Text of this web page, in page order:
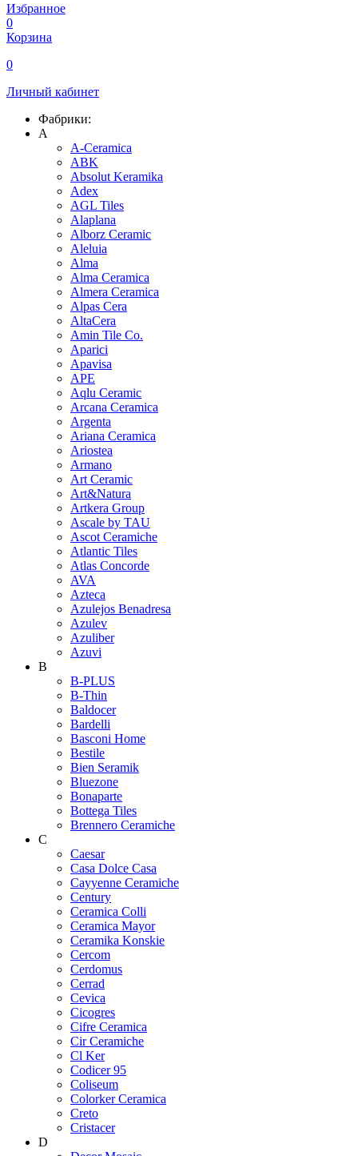
Избранное
0
Корзина
0
Личный кабинет
Фабрики:
A
A-Ceramica
ABK
Absolut Keramika
Adex
AGL Tiles
Alaplana
Alborz Ceramic
Aleluia
Alma
Alma Ceramica
Almera Ceramica
Alpas Cera
AltaCera
Amin Tile Co.
Aparici
Apavisa
APE
Aqlu Ceramic
Arcana Ceramica
Argenta
Ariana Ceramica
Ariostea
Armano
Art Ceramic
Art&Natura
Artkera Group
Ascale by TAU
Ascot Ceramiche
Atlantic Tiles
Atlas Concorde
AVA
Azteca
Azulejos Benadresa
Azulev
Azuliber
Azuvi
B
B-PLUS
B-Thin
Baldocer
Bardelli
Basconi Home
Bestile
Bien Seramik
Bluezone
Bonaparte
Bottega Tiles
Brennero Ceramiche
C
Caesar
Casa Dolce Casa
Cayyenne Ceramiche
Century
Ceramica Colli
Ceramica Mayor
Ceramika Konskie
Cercom
Cerdomus
Cerrad
Cevica
Cicogres
Cifre Ceramica
Cir Ceramiche
Cl Ker
Codicer 95
Coliseum
Colorker Ceramica
Creto
Cristacer
D